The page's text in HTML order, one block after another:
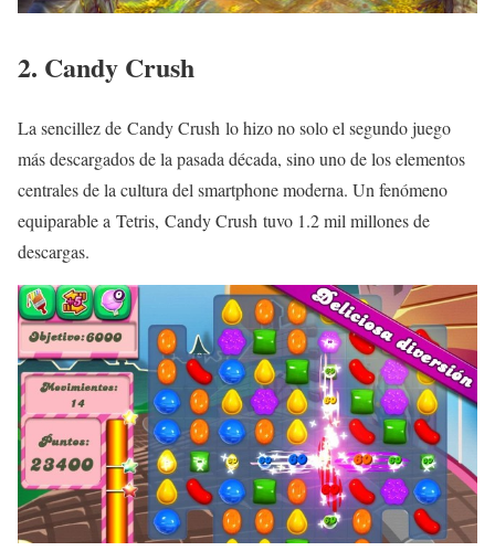
2. Candy Crush
La sencillez de Candy Crush lo hizo no solo el segundo juego
más descargados de la pasada década, sino uno de los elementos
centrales de la cultura del smartphone moderna. Un fenómeno
equiparable a Tetris, Candy Crush tuvo 1.2 mil millones de
descargas.